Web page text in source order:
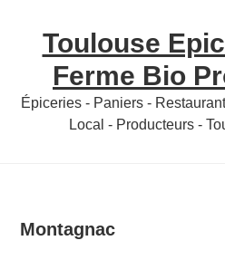
sidebar
Toulouse
Ferme Bio
Épiceries - Paniers -
Local - Producteurs -
Montagnac